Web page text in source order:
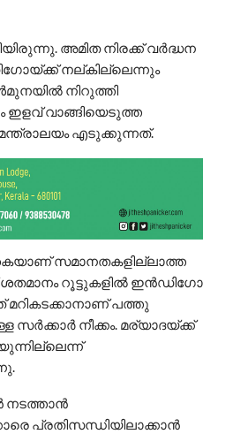
അമിത നിരക്ക് വർദ്ധന
നല്കില്ലെന്നും
നിറുത്തി
ഇളവ് വാങ്ങിയെടുത്ത
എടുക്കുന്നത്.
സമാനതകളില്ലാത്ത
റൂട്ടുകളിൽ ഇൻഡിഗോ
പത്തു
നീക്കം. മര്യാദയ്ക്ക്
നടത്താൻ
പ്രതിസന്ധിയിലാക്കാൻ